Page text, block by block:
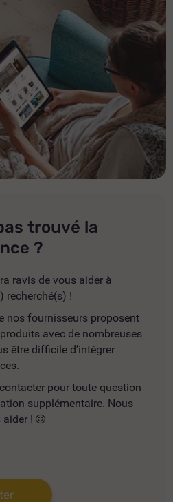
trouvé la
?
ravis de vous aider à
recherché(s) !
nos fournisseurs proposent
avec de nombreuses
être difficile d’intégrer
pour toute question
supplémentaire. Nous
!